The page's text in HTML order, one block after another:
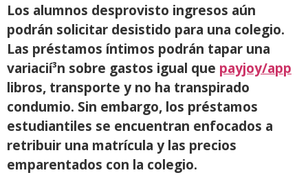
Los alumnos desprovisto ingresos aún
podrán solicitar desistido para una colegio.
Las préstamos íntimos podrán tapar una
variacií³n sobre gastos igual que payjoy/app
libros, transporte y no ha transpirado
condumio. Sin embargo, los préstamos
estudiantiles se encuentran enfocados a
retribuir una matrícula y las precios
emparentados con la colegio.